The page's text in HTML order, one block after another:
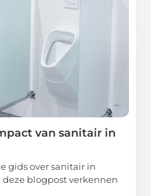
van sanitair in
gids over sanitair in
deze blogpost verkennen